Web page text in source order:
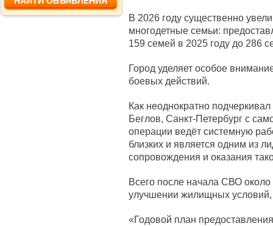
В 2026 году существенно
многодетные семьи:
159 семей в 2025 году до 286
Город уделяет особое
боевых действий.
Как неоднократно
Беглов, Санкт-Петербург с
операции ведёт системную
близких и является одним из
сопровождения и оказания
Всего после начала СВО
улучшении жилищных условий,
«Годовой план